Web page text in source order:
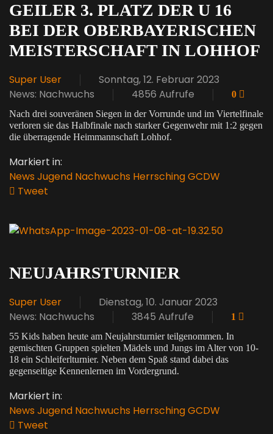
GEILER 3. PLATZ DER U 16
BEI DER OBERBAYERISCHEN
MEISTERSCHAFT IN LOHHOF
Super User
Sonntag, 12. Februar 2023
News: Nachwuchs
4856 Aufrufe
0
Nach drei souveränen Siegen in der Vorrunde und im Viertelfinale
verloren sie das Halbfinale nach starker Gegenwehr mit 1:2 gegen
die überragende Heimmannschaft Lohhof.
Markiert in:
News Jugend Nachwuchs HerrschingGCDW
Tweet
NEUJAHRSTURNIER
Super User
Dienstag, 10. Januar 2023
News: Nachwuchs
3845 Aufrufe
1
55 Kids haben heute am Neujahrsturnier teilgenommen. In
gemischten Gruppen spielten Mädels und Jungs im Alter von 10-
18 ein Schleiferlturnier. Neben dem Spaß stand dabei das
gegenseitige Kennenlernen im Vordergrund.
Markiert in:
News Jugend Nachwuchs HerrschingGCDW
Tweet